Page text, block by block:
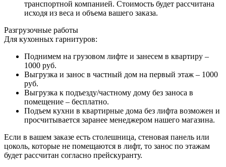
транспортной компанией. Стоимость будет рассчитана
исходя из веса и объема вашего заказа.
Разгрузочные работы
Для кухонных гарнитуров:
Поднимем на грузовом лифте и занесем в квартиру –
1000 руб.
Выгрузка и занос в частный дом на первый этаж – 1000
руб.
Выгрузка к подъезду/частному дому без заноса в
помещение – бесплатно.
Подъем кухни в квартирные дома без лифта возможен и
просчитывается заранее менеджером нашего магазина.
Если в вашем заказе есть столешница, стеновая панель или
цоколь, которые не помещаются в лифт, то занос по этажам
будет рассчитан согласно прейскуранту.